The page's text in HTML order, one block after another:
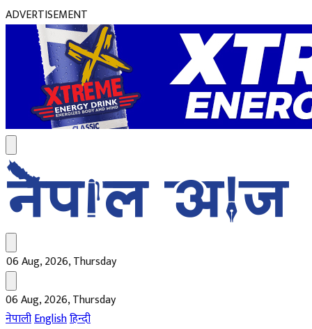
ADVERTISEMENT
06 Aug, 2026, Thursday
06 Aug, 2026, Thursday
नेपालीEnglishहिन्दी